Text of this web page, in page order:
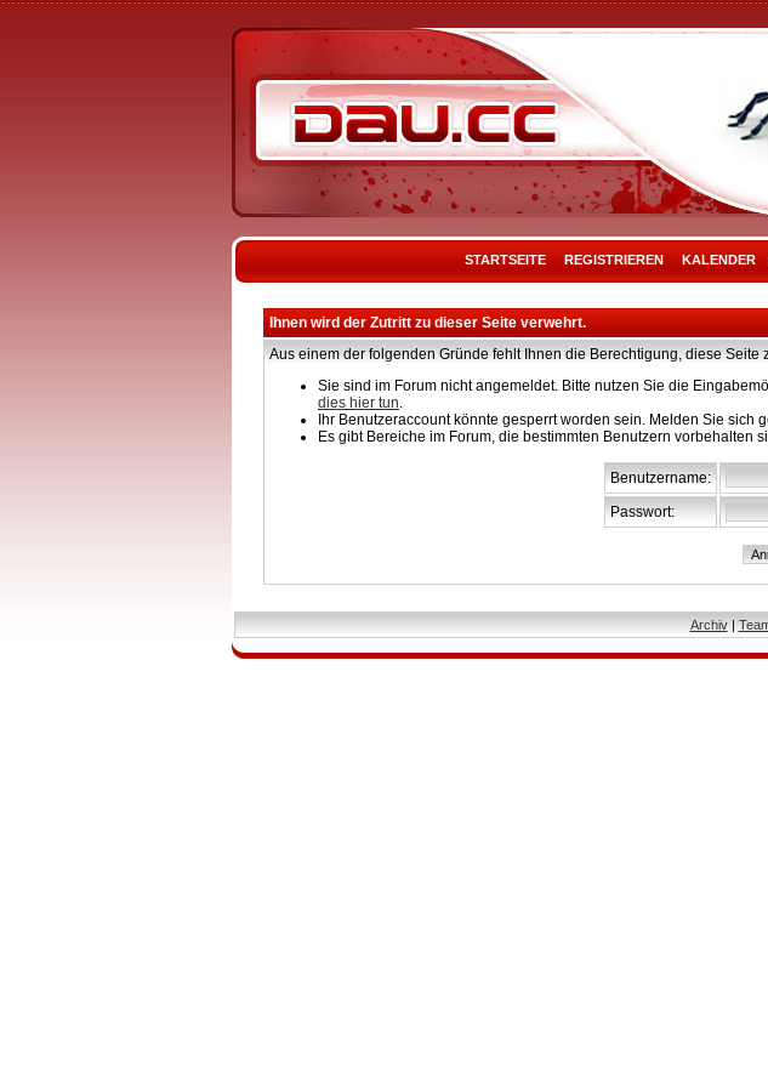
STARTSEITE REGISTRIEREN KALENDER
Ihnen wird der Zutritt zu dieser Seite verwehrt.
Aus einem der folgenden Gründe fehlt Ihnen die Berechtigung, diese Seite
Sie sind im Forum nicht angemeldet. Bitte nutzen Sie die
dies hier tun.
Ihr Benutzeraccount könnte gesperrt worden sein. Melden Sie
Es gibt Bereiche im Forum, die bestimmten Benutzern
Benutzername:
Passwort:
Archiv|